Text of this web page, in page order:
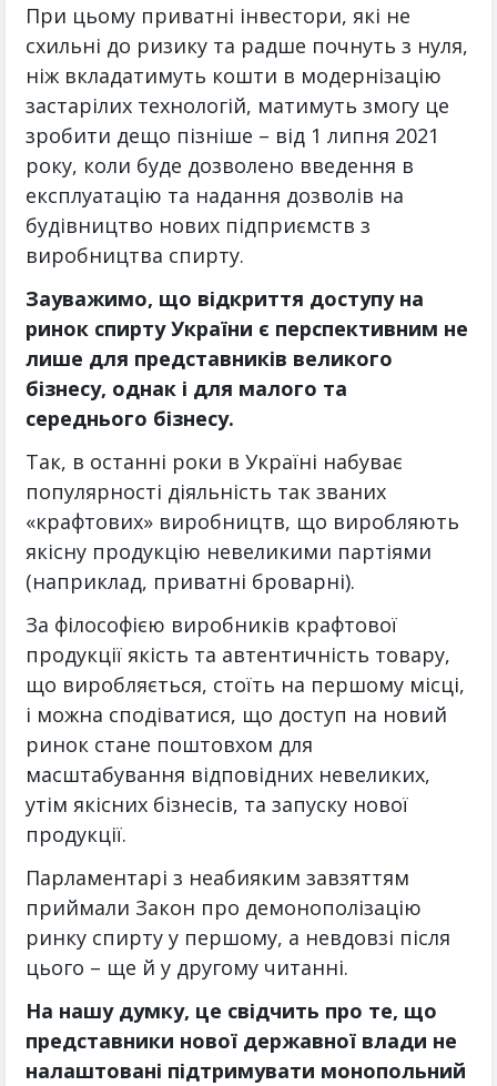
При цьому приватні інвестори, які не
схильні до ризику та радше почнуть з нуля,
ніж вкладатимуть кошти в модернізацію
застарілих технологій, матимуть змогу це
зробити дещо пізніше – від 1 липня 2021
року, коли буде дозволено введення в
експлуатацію та надання дозволів на
будівництво нових підприємств з
виробництва спирту.
Зауважимо, що відкриття доступу на
ринок спирту України є перспективним не
лише для представників великого
бізнесу, однак і для малого та
середнього бізнесу.
Так, в останні роки в Україні набуває
популярності діяльність так званих
«крафтових» виробництв, що виробляють
якісну продукцію невеликими партіями
(наприклад, приватні броварні).
За філософією виробників крафтової
продукції якість та автентичність товару,
що виробляється, стоїть на першому місці,
і можна сподіватися, що доступ на новий
ринок стане поштовхом для
масштабування відповідних невеликих,
утім якісних бізнесів, та запуску нової
продукції.
Парламентарі з неабияким завзяттям
приймали Закон про демонополізацію
ринку спирту у першому, а невдовзі після
цього – ще й у другому читанні.
На нашу думку, це свідчить про те, що
представники нової державної влади не
налаштовані підтримувати монопольний